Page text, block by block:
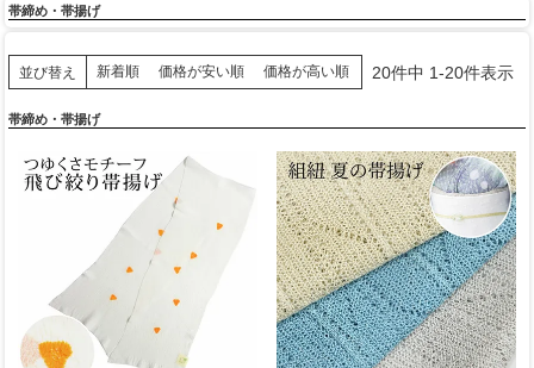
帯締め・帯揚げ
並び替え 新着順 価格が安い順 価格が高い順 20件中 1-20件表示
帯締め・帯揚げ